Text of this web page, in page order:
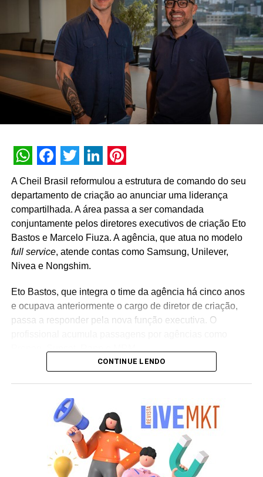
produtiva e a consolidação do portfólio de bebidas no
mercado nacional.
WhatsApp
Facebook
Twitter
LinkedIn
Pinterest
A Cheil Brasil reformulou a estrutura de comando do seu
departamento de criação ao anunciar uma liderança
compartilhada. A área passa a ser comandada
conjuntamente pelos diretores executivos de criação Eto
Bastos e Marcelo Fiuza. A agência, que atua no modelo
full service, atende contas como Samsung, Unilever,
Nivea e Nongshim.
Eto Bastos, que integra o time da agência há cinco anos
e ocupava anteriormente o cargo de diretor de criação,
passa a responder pela nova função executiva. O
Já Marcelo Fiuza retorna à Cheil Brasil para assumir o
casa entre 2023 e 2025. Em sua trajetória corporativa,
Fiuza reúne experiência em operações publicitárias como
Mutato, Publicis Brasil, DPZ e Neogama/BBH.
“Eto e Marcelo têm expertises distintas e
complementares, além de já terem trabalhado juntos e
CONTINUE LENDO